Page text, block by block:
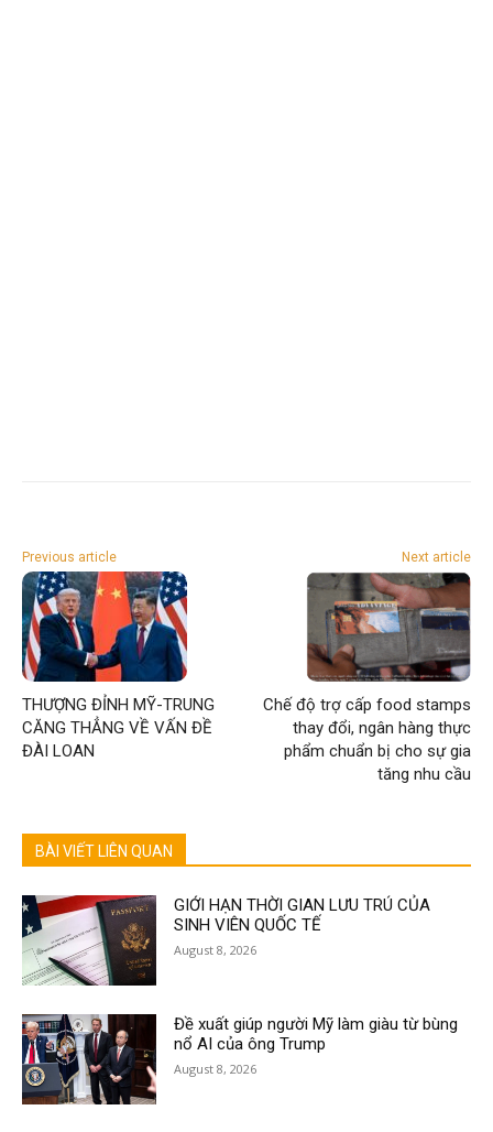
Previous article
THƯỢNG ĐỈNH MỸ-TRUNG
CĂNG THẲNG VỀ VẤN ĐỀ
ĐÀI LOAN
Next article
Chế độ trợ cấp food stamps
thay đổi, ngân hàng thực
phẩm chuẩn bị cho sự gia
tăng nhu cầu
BÀI VIẾT LIÊN QUAN
GIỚI HẠN THỜI GIAN LƯU TRÚ CỦA
SINH VIÊN QUỐC TẾ
August 8, 2026
Đề xuất giúp người Mỹ làm giàu từ bùng
nổ AI của ông Trump
August 8, 2026